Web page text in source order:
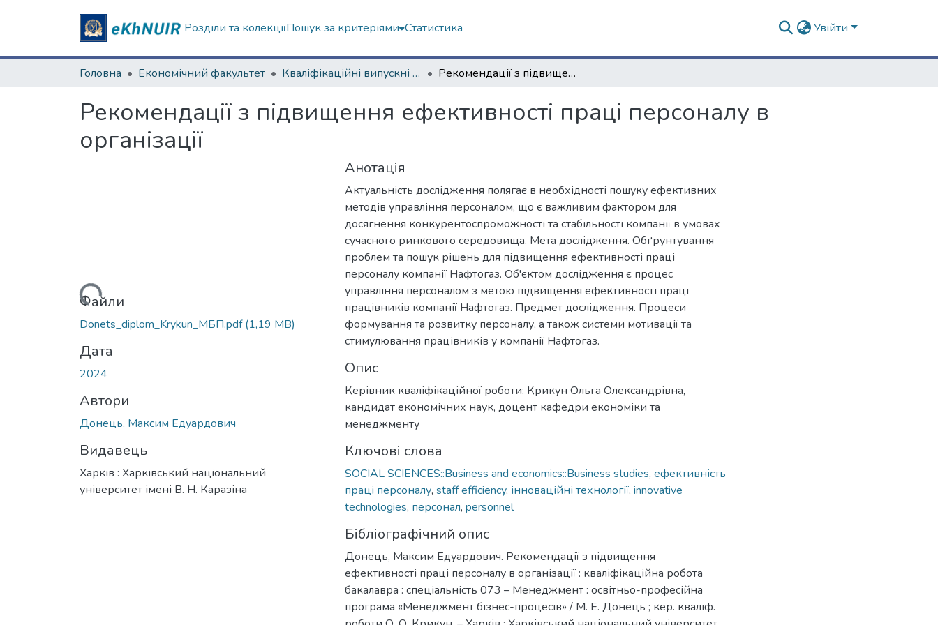
Розділи та колекціїПошук за критеріями Статистика Увійти
Головна Економічний факультет Кваліфікаційні випускні роботи бакалаврів. Економічний факультет Рекомендації з підвищення ефективності праці персоналу в організації
Рекомендації з підвищення ефективності праці персоналу в
організації
Вантажиться...Файли
Donets_diplom_Krykun_МБП.pdf(1,19 MB)
Дата
2024
Автори
Донець, Максим Едуардович
Видавець
Харків : Харківський національний
університет імені В. Н. Каразіна
Анотація
Актуальність дослідження полягає в необхідності пошуку ефективних
методів управління персоналом, що є важливим фактором для
досягнення конкурентоспроможності та стабільності компанії в умовах
сучасного ринкового середовища. Мета дослідження. Обґрунтування
проблем та пошук рішень для підвищення ефективності праці
персоналу компанії Нафтогаз. Об'єктом дослідження є процес
управління персоналом з метою підвищення ефективності праці
працівників компанії Нафтогаз. Предмет дослідження. Процеси
формування та розвитку персоналу, а також системи мотивації та
стимулювання працівників у компанії Нафтогаз.
Опис
Керівник кваліфікаційної роботи: Крикун Ольга Олександрівна,
кандидат економічних наук, доцент кафедри економіки та
менеджменту
Ключові слова
SOCIAL SCIENCES::Business and economics::Business studies, ефективність
праці персоналу, staff efficiency, інноваційні технології, innovative
technologies, персонал, personnel
Бібліографічний опис
Донець, Максим Едуардович. Рекомендації з підвищення
ефективності праці персоналу в організації : кваліфікаційна робота
бакалавра : спеціальність 073 – Менеджмент : освітньо-професійна
програма «Менеджмент бізнес-процесів» / М. Е. Донець ; кер. кваліф.